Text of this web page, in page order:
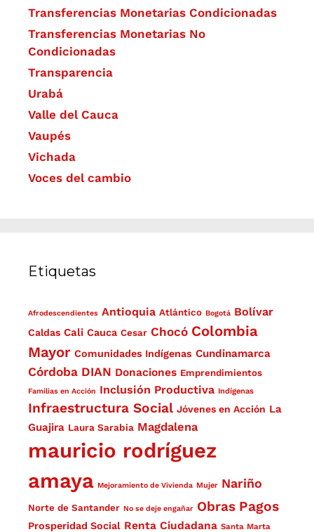
Transferencias Monetarias Condicionadas
Transferencias Monetarias No
Condicionadas
Transparencia
Urabá
Valle del Cauca
Vaupés
Vichada
Voces del cambio
Etiquetas
Afrodescendientes Antioquia Atlántico Bogotá Bolívar
Caldas Cali Cauca Cesar Chocó Colombia
Mayor Comunidades Indígenas Cundinamarca
Córdoba DIAN Donaciones Emprendimientos
Familias en Acción Inclusión Productiva Indígenas
Infraestructura Social Jóvenes en Acción La
Guajira Laura Sarabia Magdalena
mauricio rodríguez
amaya Mejoramiento de Vivienda Mujer Nariño
Norte de Santander No se deje engañar Obras Pagos
Prosperidad Social Renta Ciudadana Santa Marta